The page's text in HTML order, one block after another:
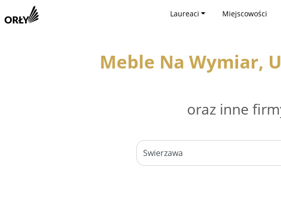
Laureaci Miejscowości
Meble Na Wymiar,
oraz inne